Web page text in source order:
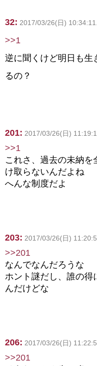
32: 2017/03/26(日)
>>1
逆に聞くけど明日も生
るの？
201: 2017/03/26(日)
>>1
これさ、過去の未納
け取らないんだよね
へんな制度だよ
203: 2017/03/26(日)
>>201
なんでなんだろうな
ホント謎だし、誰の得
んだけどな
206: 2017/03/26(日)
>>201